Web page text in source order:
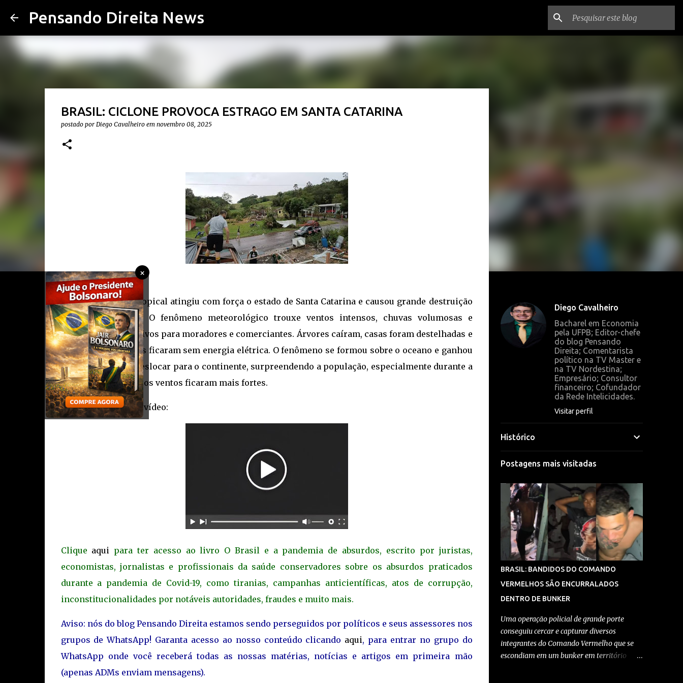
Pensando Direita News
×
BRASIL: CICLONE PROVOCA ESTRAGO EM SANTA CATARINA
postado por Diego Cavalheiro em novembro 08, 2025
Um ciclone extratropical atingiu com força o estado de Santa Catarina e causou grande destruição
em várias cidades. O fenômeno meteorológico trouxe ventos intensos, chuvas volumosas e
prejuízos significativos para moradores e comerciantes. Árvores caíram, casas foram destelhadas e
milhares de pessoas ficaram sem energia elétrica. O fenômeno se formou sobre o oceano e ganhou
intensidade ao se deslocar para o continente, surpreendendo a população, especialmente durante a
madrugada, quando os ventos ficaram mais fortes.
Confira detalhes no vídeo:
Clique aqui para ter acesso ao livro O Brasil e a pandemia de absurdos, escrito por juristas,
economistas, jornalistas e profissionais da saúde conservadores sobre os absurdos praticados
durante a pandemia de Covid-19, como tiranias, campanhas anticientíficas, atos de corrupção,
inconstitucionalidades por notáveis autoridades, fraudes e muito mais.
Aviso: nós do blog Pensando Direita estamos sendo perseguidos por políticos e seus assessores nos
grupos de WhatsApp! Garanta acesso ao nosso conteúdo clicando aqui, para entrar no grupo do
WhatsApp onde você receberá todas as nossas matérias, notícias e artigos em primeira mão
(apenas ADMs enviam mensagens).
Diego Cavalheiro
Bacharel em Economia
pela UFPB; Editor-chefe
do blog Pensando
Direita; Comentarista
político na TV Master e
na TV Nordestina;
Empresário; Consultor
financeiro; Cofundador
da Rede Intelicidades.
Visitar perfil
Histórico
Postagens mais visitadas
BRASIL: BANDIDOS DO COMANDO
VERMELHOS SÃO ENCURRALADOS
DENTRO DE BUNKER
Uma operação policial de grande porte
conseguiu cercar e capturar diversos
integrantes do Comando Vermelho que se
escondiam em um bunker em território